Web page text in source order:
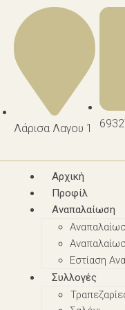
Λάρισα Λαγου 1
Αρχική
Προφίλ
Αναπαλαίωση
Εστίαση
Συλλογές